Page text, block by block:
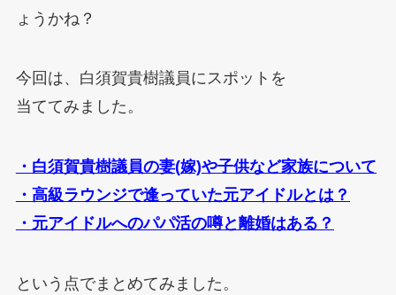
ょうかね？
今回は、白須賀貴樹議員にスポットを
当ててみました。
・白須賀貴樹議員の妻(嫁)や子供など家族について
・高級ラウンジで逢っていた元アイドルとは？
・元アイドルへのパパ活の噂と離婚はある？
という点でまとめてみました。